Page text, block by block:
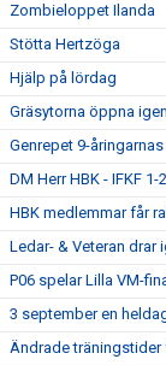
Zombieloppet Ilanda
Stötta Hertzöga
Hjälp på lördag
Gräsytorna öppna igen
Genrepet 9-
DM Herr HBK - IFKF 1-2
HBK medlemmar får
Ledar- & Veteran drar
P06 spelar Lilla VM-
3 september en
Ändrade